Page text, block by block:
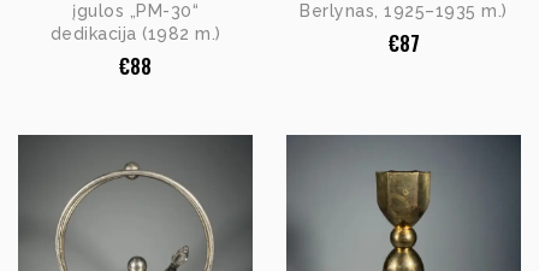
įgulos „PM-30“
dedikacija (1982 m.)
€88
Berlynas, 1925–1935 m.)
€87